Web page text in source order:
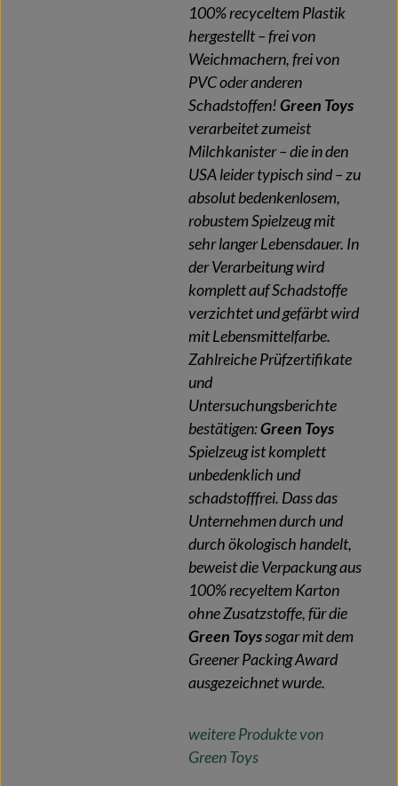
100% recyceltem Plastik
hergestellt – frei von
Weichmachern, frei von
PVC oder anderen
Schadstoffen!Green Toys
verarbeitet zumeist
Milchkanister – die in den
USA leider typisch sind – zu
absolut bedenkenlosem,
robustem Spielzeug mit
sehr langer Lebensdauer. In
der Verarbeitung wird
komplett auf Schadstoffe
verzichtet und gefärbt wird
mit Lebensmittelfarbe.
Zahlreiche Prüfzertifikate
und
Untersuchungsberichte
bestätigen:Green Toys
Spielzeug ist komplett
unbedenklich und
schadstofffrei. Dass das
Unternehmen durch und
durch ökologisch handelt,
beweist die Verpackung aus
100% recyeltem Karton
ohne Zusatzstoffe, für die
Green Toyssogar mit dem
Greener Packing Award
ausgezeichnet wurde.
weitere Produkte von
Green Toys